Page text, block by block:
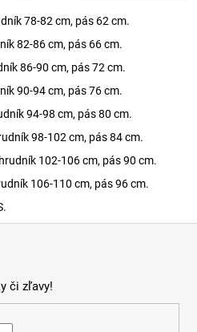
78-82 cm, pás 62 cm.
82-86 cm, pás 66 cm.
86-90 cm, pás 72 cm.
90-94 cm, pás 76 cm.
94-98 cm, pás 80 cm.
98-102 cm, pás 84 cm.
102-106 cm, pás 90 cm.
106-110 cm, pás 96 cm.
či zľavy!